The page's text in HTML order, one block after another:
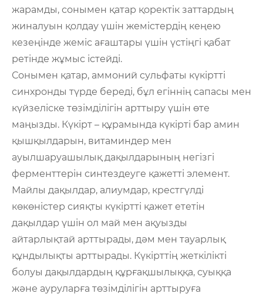
жарамды, сонымен қатар қоректік заттардың
жиналуын қолдау үшін жемістердің кеңею
кезеңінде жеміс ағаштары үшін үстіңгі қабат
ретінде жұмыс істейді.
Сонымен қатар, аммоний сульфаты күкіртті
синхронды түрде береді, бұл егіннің сапасы мен
күйзеліске төзімділігін арттыру үшін өте
маңызды. Күкірт – құрамында күкірті бар амин
қышқылдарын, витаминдер мен
ауылшаруашылық дақылдарының негізгі
ферменттерін синтездеуге қажетті элемент.
Майлы дақылдар, алиумдар, крестгүлді
көкөністер сияқты күкіртті қажет ететін
дақылдар үшін ол май мен ақуызды
айтарлықтай арттырады, дәм мен тауарлық
құндылықты арттырады. Күкірттің жеткілікті
болуы дақылдардың құрғақшылыққа, суыққа
және ауруларға төзімділігін арттыруға